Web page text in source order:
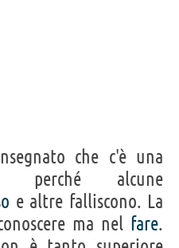
che c'è una
perché alcune
e altre falliscono. La
ma nel fare.